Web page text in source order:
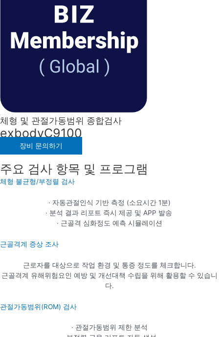
체형 및 관절가동범위 종합검사
exbodyC9100
장비 문의하기
주요 검사 항목 및 프로그램
체형 불균형/부정렬 검사
· 자동관절인식 기반 측정 (소요시간 1분)
· 분석 결과 리포트 즉시 제공 및 APP 발송
· 근골격 심화정도 예측 시뮬레이션
근골격계 증상 조사
근로자를 대상으로 작업 환경 및 통증 정도를 체크합니다.
근골격계 유해위험요인 예방 및 개선대책 수립을 위해 활용할 수 있습니
다.
관절가동범위(ROM) 검사
· 관절가동범위 제한 분석